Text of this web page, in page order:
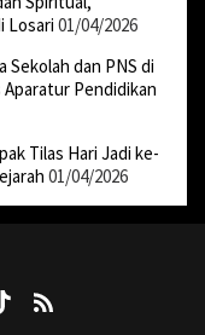
Losari 01/04/2026
Sekolah dan PNS di
Pendidikan
Tilas Hari Jadi ke-
01/04/2026